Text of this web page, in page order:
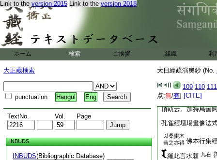
Link to the version 2015 Link to the version 2018
ホーム 検索 ご挨拶 組織 利
大正蔵検索
punctuation Hangul Eng
TextNo. Vol. Page
INBUDS
INBUDS(Bibliographic Database)
大日經疏演奧鈔 (No.
109 110 111
点:無/有] [CITE]
字。示兩部密言
者。以楊枝爲所治
齒木爲能治。相違
二。徳患全收故。
説能成能斷。準而
釋經若優曇鉢羅等
鉢羅阿説他二木。
經上云。先須備具
取無病者無蟲食。
頂軌云。加持烏曇
孔雀經壇場畫像法
以桑棗木
替之亦得 佛本行集
羅此言水願 九右